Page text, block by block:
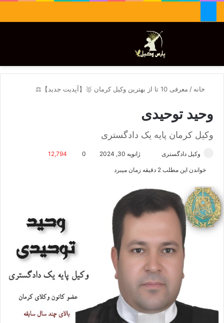
تغییر پوسته
خانه / معرفی 10 تا از بهترین وکیل کرمان 🥇【آپدیت جدید】⚖️
وحید توحیدی
وکیل کرمان پایه یک دادگستری
وکیل دادگستری
ا
ا
ژانویه 30, 2024 0
12,794
خواندن این مطلب 2 دقیقه زمان میبرد